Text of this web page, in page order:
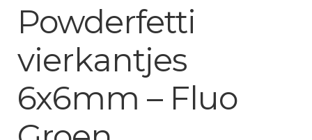
Powderfetti
vierkantjes
6x6mm – Fluo